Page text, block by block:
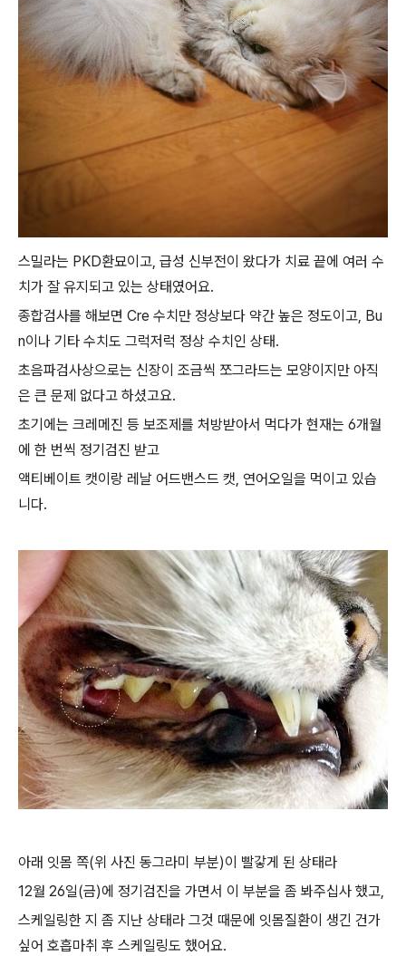
스밀라는 PKD환묘이고, 급성 신부전이 왔다가 치료 끝에 여러 수
치가 잘 유지되고 있는 상태였어요.
종합검사를 해보면 Cre 수치만 정상보다 약간 높은 정도이고, Bu
n이나 기타 수치도 그럭저럭 정상 수치인 상태.
초음파검사상으로는 신장이 조금씩 쪼그라드는 모양이지만 아직
은 큰 문제 없다고 하셨고요.
초기에는 크레메진 등 보조제를 처방받아서 먹다가 현재는 6개월
에 한 번씩 정기검진 받고
액티베이트 캣이랑 레날 어드밴스드 캣, 연어오일을 먹이고 있습
니다.
아래 잇몸 쪽(위 사진 동그라미 부분)이 빨갛게 된 상태라
12월 26일(금)에 정기검진을 가면서 이 부분을 좀 봐주십사 했고,
스케일링한 지 좀 지난 상태라 그것 때문에 잇몸질환이 생긴 건가
싶어 호흡마취 후 스케일링도 했어요.